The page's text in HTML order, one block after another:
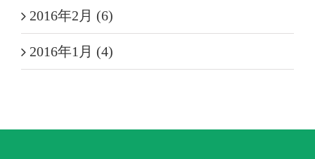
2016年2月 (6)
2016年1月 (4)